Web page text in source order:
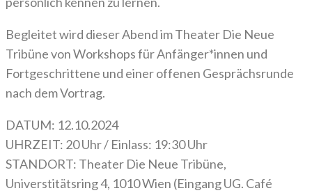
Begleitet wird dieser Abend im Theater Die Neue
Tribüne von Workshops für Anfänger*innen und
Fortgeschrittene und einer offenen Gesprächsrunde
nach dem Vortrag.
DATUM: 12.10.2024
UHRZEIT: 20 Uhr / Einlass: 19:30 Uhr
STANDORT: Theater Die Neue Tribüne,
Universtitätsring 4, 1010 Wien (Eingang UG. Café